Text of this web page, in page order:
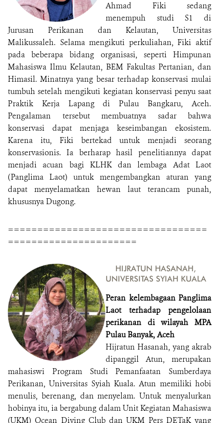
Ahmad Fiki sedang
menempuh studi S1 di
Jurusan Perikanan dan Kelautan, Universitas
Malikussaleh. Selama mengikuti perkuliahan, Fiki aktif
pada beberapa bidang organisasi, seperti Himpunan
Mahasiswa Ilmu Kelautan, BEM Fakultas Pertanian, dan
Himasil. Minatnya yang besar terhadap konservasi mulai
tumbuh setelah mengikuti kegiatan konservasi penyu saat
Praktik Kerja Lapang di Pulau Bangkaru, Aceh.
Pengalaman tersebut membuatnya sadar bahwa
konservasi dapat menjaga keseimbangan ekosistem.
Karena itu, Fiki bertekad untuk menjadi seorang
konservasionis. Ia berharap hasil penelitiannya dapat
menjadi acuan bagi KLHK dan lembaga Adat Laot
(Panglima Laot) untuk mengembangkan aturan yang
dapat menyelamatkan hewan laut terancam punah,
khususnya Dugong.
==================================
======================
HIJRATUN HASANAH,
UNIVERSITAS SYIAH KUALA
Peran kelembagaan Panglima
Laot terhadap pengelolaan
perikanan di wilayah MPA
Pulau Banyak, Aceh
Hijratun Hasanah, yang akrab
dipanggil Atun, merupakan
mahasiswi Program Studi Pemanfaatan Sumberdaya
Perikanan, Universitas Syiah Kuala. Atun memiliki hobi
menulis, berenang, dan menyelam. Untuk menyalurkan
hobinya itu, ia bergabung dalam Unit Kegiatan Mahasiswa
(UKM) Ocean Diving Club dan UKM Pers DETaK yang